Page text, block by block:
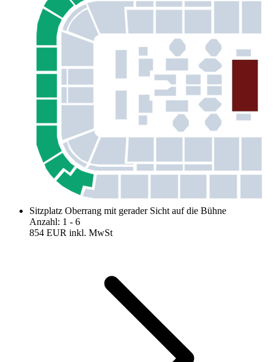
Sitzplatz Oberrang mit gerader Sicht auf die Bühne
Anzahl: 1 - 6
854 EUR inkl. MwSt